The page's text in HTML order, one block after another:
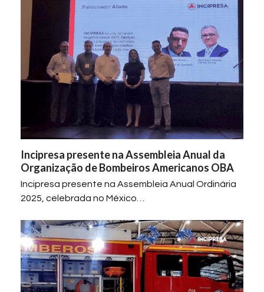
Incipresa presente na Assembleia Anual da
Organização de Bombeiros Americanos OBA
Incipresa presente na Assembleia Anual Ordinária
2025, celebrada no México…